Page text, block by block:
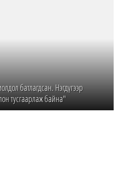
батлагдсан. Нэгдүгээр
тусгаарлаж байна"